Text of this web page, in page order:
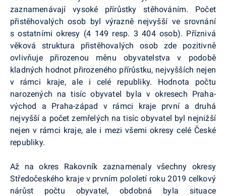
zaznamenávají vysoké přírůstky stěhováním. Počet
přistěhovalých osob byl výrazně nejvyšší ve srovnání
s ostatními okresy (4 149 resp. 3 404 osob). Příznivá
věková struktura přistěhovalých osob zde pozitivně
ovlivňuje přirozenou měnu obyvatelstva v podobě
kladných hodnot přirozeného přírůstku, nejvyšších nejen
v rámci kraje, ale i celé republiky. Hodnota počtu
narozených na tisíc obyvatel byla v okresech Praha-
východ a Praha-západ v rámci kraje první a druhá
nejvyšší a počet zemřelých na tisíc obyvatel byl nejnižší
nejen v rámci kraje, ale i mezi všemi okresy celé České
republiky.
Až na okres Rakovník zaznamenaly všechny okresy
Středočeského kraje v prvním pololetí roku 2019 celkový
nárůst počtu obyvatel, obdobná byla situace